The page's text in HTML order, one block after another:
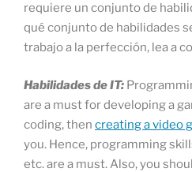
requiere un conjunto de
qué conjunto de habilidades
trabajo a la perfección, lea a
Habilidades de IT:
are a must for developing a
coding, then creating a video
you. Hence, programming
etc. are a must. Also, you